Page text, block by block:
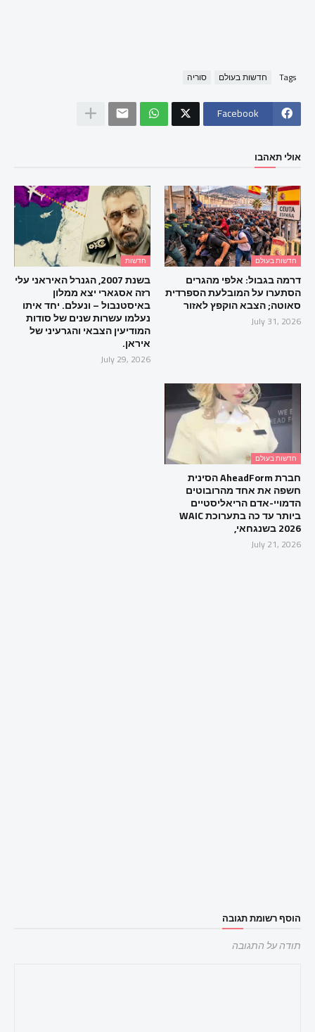
Tags חדשות בעולם סוריה
Facebook
אולי תאהבו
חדשות בעולם
דרמה בגבול: אלפי מהגרים
הסתערו על המובלעת הספרדית
סאוטה; הצבא הוקפץ לאזור
July 31, 2026
חדשות
בשנת 2007, הגנרל האיראני עלי
רזה אסגארי יצא ממלון
באיסטנבול – ונעלם. יחד איתו
נעלמו עשרות שנים של סודות
המודיעין הצבאי והגרעיני של
איראן.
July 29, 2026
חדשות בעולם
חברת AheadForm הסינית
חשפה את אחד מהרובוטים
הדמויי-אדם הריאליסטיים
ביותר עד כה בתערוכת WAIC
2026 בשנגחאי,
July 21, 2026
הוסף רשומת תגובה
תודה על התגובה